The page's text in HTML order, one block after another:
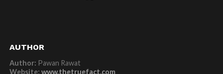
AUTHOR
Author: Pawan Rawat
Website: www.thetruefact.com